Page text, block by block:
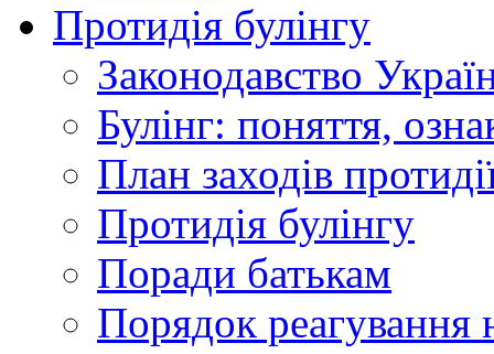
Протидія булінгу
Законодавство
Булінг: поняття,
План заходів
Протидія булінгу
Поради батькам
Порядок реагування